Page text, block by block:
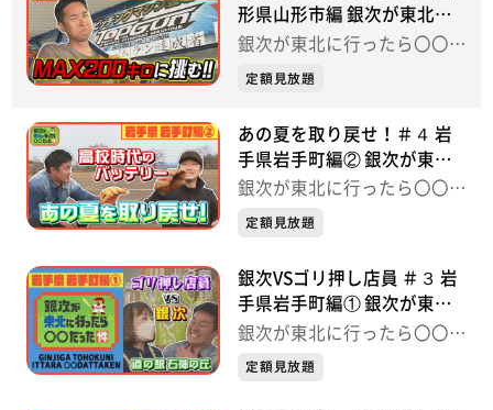
形県山形市編 銀次が東北に
行ったら〇〇だった件
銀次が東北に行ったら〇〇だ
った件
定額見放題
あの夏を取り戻せ！＃４ 岩
手県岩手町編② 銀次が東北
に行ったら〇〇だった件
銀次が東北に行ったら〇〇だ
った件
定額見放題
銀次VSゴリ押し店員 ＃３ 岩
手県岩手町編① 銀次が東北
に行ったら〇〇だった件
銀次が東北に行ったら〇〇だ
った件
定額見放題